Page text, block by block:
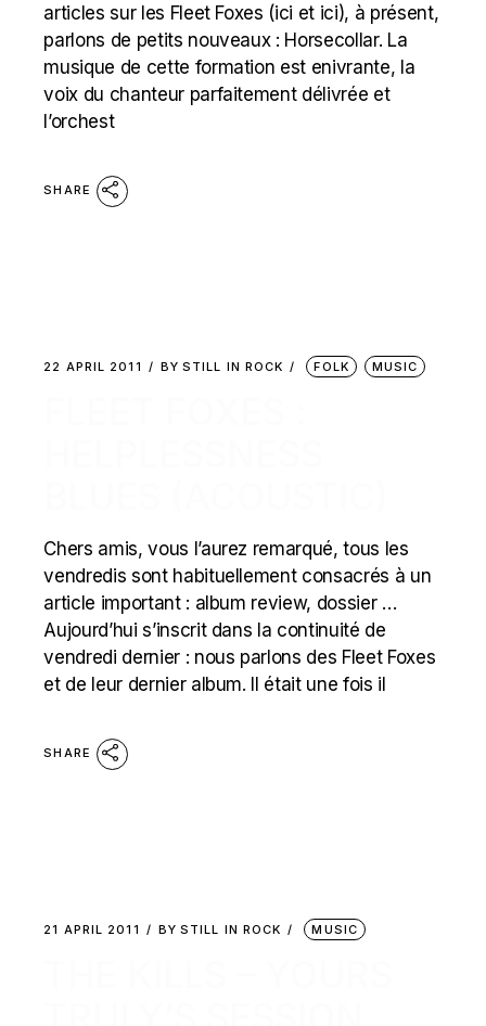
articles sur les Fleet Foxes (ici et ici), à présent,
parlons de petits nouveaux : Horsecollar. La
musique de cette formation est enivrante, la
voix du chanteur parfaitement délivrée et
l’orchest
SHARE
22 APRIL 2011 BY STILL IN ROCK FOLK MUSIC
Chers amis, vous l’aurez remarqué, tous les
vendredis sont habituellement consacrés à un
article important : album review, dossier …
Aujourd’hui s’inscrit dans la continuité de
vendredi dernier : nous parlons des Fleet Foxes
et de leur dernier album. Il était une fois il
SHARE
21 APRIL 2011 BY STILL IN ROCK MUSIC